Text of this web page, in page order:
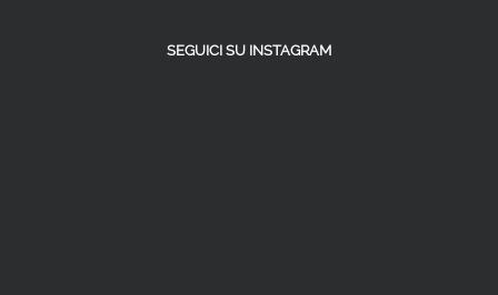
SEGUICI SU INSTAGRAM